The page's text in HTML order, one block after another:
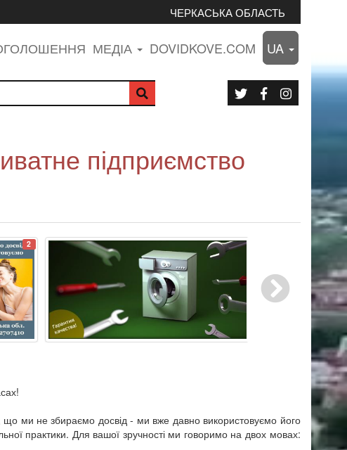
ЧЕРКАСЬКА ОБЛАСТЬ
МЕДІА DOVIDKOVE.COM UA
підприємство
2
що ми не збираємо досвід - ми вже давно використовуємо його
практики. Для вашої зручності ми говоримо на двох мовах: